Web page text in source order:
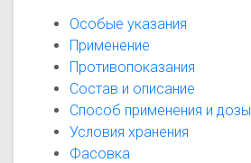
Особые указания
Применение
Противопоказания
Состав и описание
Способ применения и дозы
Условия хранения
Фасовка